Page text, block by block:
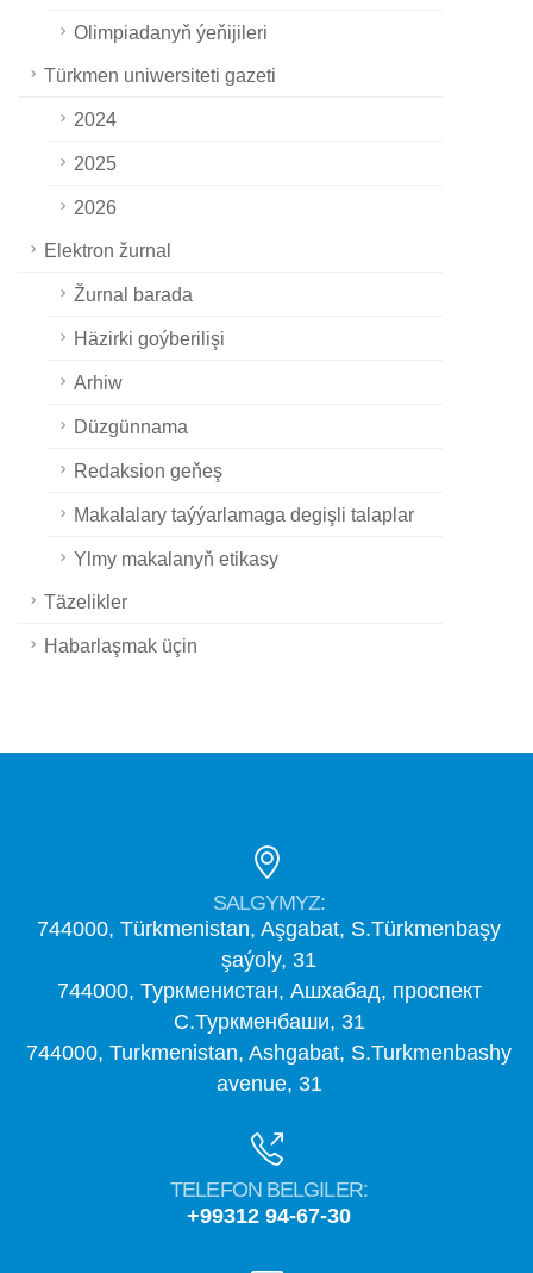
Olimpiadanyň ýeňijileri
Türkmen uniwersiteti gazeti
2024
2025
2026
Elektron žurnal
Žurnal barada
Häzirki goýberilişi
Arhiw
Düzgünnama
Redaksion geňeş
Makalalary taýýarlamaga degişli talaplar
Ylmy makalanyň etikasy
Täzelikler
Habarlaşmak üçin
SALGYMYZ:
744000, Türkmenistan, Aşgabat, S.Türkmenbaşy
şaýoly, 31
744000, Туркменистан, Ашхабад, проспект
С.Туркменбаши, 31
744000, Turkmenistan, Ashgabat, S.Turkmenbashy
avenue, 31
TELEFON BELGILER:
+99312 94-67-30